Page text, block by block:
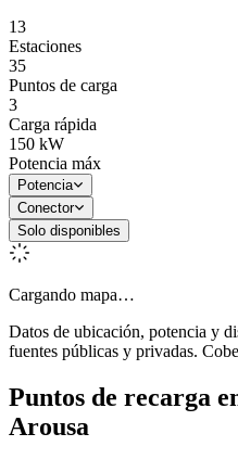
13
Estaciones
35
Puntos de carga
3
Carga rápida
150 kW
Potencia máx
Potencia
Conector
Solo disponibles
Cargando mapa…
Datos de ubicación, potencia y
fuentes públicas y privadas.
Puntos de recarga
Arousa